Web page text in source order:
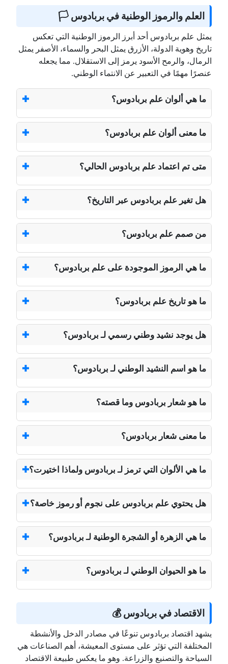
العلم والرموز الوطنية في بربادوس 🏳️
يمثل علم بربادوس أحد أبرز الرموز الوطنية التي تعكس
تاريخ وهوية الدولة، الأزرق يمثل البحر والسماء، الأصفر يمثل
الرمال، والرمح الأسود يرمز إلى الاستقلال. مما يجعله
عنصرًا مهمًا في التعبير عن الانتماء الوطني.
ما هي ألوان علم بربادوس؟
ما معنى ألوان علم بربادوس؟
متى تم اعتماد علم بربادوس الحالي؟
هل تغير علم بربادوس عبر التاريخ؟
من صمم علم بربادوس؟
ما هي الرموز الموجودة على علم بربادوس؟
ما هو تاريخ علم بربادوس؟
هل يوجد نشيد وطني رسمي لـ بربادوس؟
ما هو اسم النشيد الوطني لـ بربادوس؟
ما هو شعار بربادوس وما قصته؟
ما معنى شعار بربادوس؟
ما هي الألوان التي ترمز لـ بربادوس ولماذا اختيرت؟
هل يحتوي علم بربادوس على نجوم أو رموز خاصة؟
ما هي الزهرة أو الشجرة الوطنية لـ بربادوس؟
ما هو الحيوان الوطني لـ بربادوس؟
الاقتصاد في بربادوس 💰
يشهد اقتصاد بربادوس تنوعًا في مصادر الدخل والأنشطة
المختلفة التي تؤثر على مستوى المعيشة، أهم الصناعات هي
السياحة والتصنيع والزراعة. وهو ما يعكس طبيعة الاقتصاد